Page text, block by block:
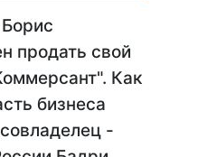
продать свой
Как
бизнеса
-